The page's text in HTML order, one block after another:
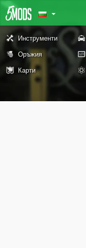
Инструменти
Оръжия
Карти